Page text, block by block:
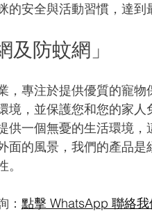
的安全與活動習慣，達到
及防蚊網」
，專注於提供優質的寵
境，並保護您和您的家
供一個無憂的生活環境
面的風景，我們的產品
： 點擊 WhatsApp 聯絡我